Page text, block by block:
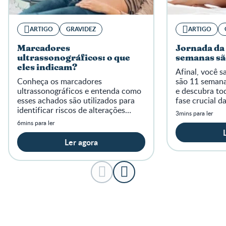
ARTIGO GRAVIDEZ
Marcadores
ultrassonográficos: o que
eles indicam?
Conheça os marcadores
ultrassonográficos e entenda como
esses achados são utilizados para
identificar riscos de alterações
genéticas e cromossômicas durante
a gestação.
6mins para ler
Ler agora
ARTIGO
Jornada da
semanas
Afinal, você
são 11
e descubra
fase crucial
3mins para ler